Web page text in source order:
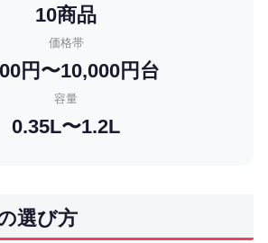
10商品
価格帯
円〜10,000円台
容量
0.35L〜1.2L
選び方